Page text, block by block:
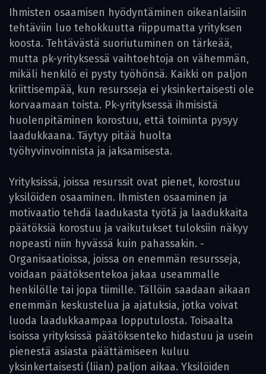
Ihmisten osaamisen hyödyntäminen oikeanlaisiin
tehtäviin luo tehokkuutta riippumatta yrityksen
koosta. Tehtävästä suoriutuminen on tärkeää,
mutta pk-yrityksessä vaihtoehtoja on vähemmän,
mikäli henkilö ei pysty työhönsä. Kaikki on paljon
kriittisempää, kun resursseja ei yksinkertaisesti ole
korvaamaan toista. Pk-yrityksessä ihmisistä
huolenpitäminen korostuu, että toiminta pysyy
laadukkaana. Täytyy pitää huolta
työhyvinvoinnista ja jaksamisesta.
Yrityksissä, joissa resurssit ovat pienet, korostuu
yksilöiden osaaminen. Ihmisten osaaminen ja
motivaatio tehdä laadukasta työtä ja laadukkaita
päätöksiä korostuu ja vaikutukset tuloksiin näkyy
nopeasti niin hyvässä kuin pahassakin. ­
Organisaatioissa, joissa on enemmän resursseja,
voidaan päätöksentekoa jakaa useammalle
henkilölle tai jopa tiimille. ­Tällöin saadaan aikaan
enemmän keskustelua ja ajatuksia, jotka voivat
luoda laadukkaampaa lopputulosta. ­Toisaalta
isoissa yrityksissä päätöksenteko hidastuu ja usein
pienestä asiasta päättämiseen kuluu
yksinkertaisesti (liian) paljon aikaa. ­Yksilöiden